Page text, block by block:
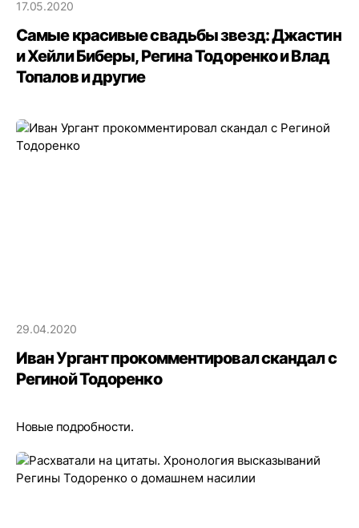
17.05.2020
Самые красивые свадьбы звезд: Джастин
и Хейли Биберы, Регина Тодоренко и Влад
Топалов и другие
29.04.2020
Иван Ургант прокомментировал скандал с
Региной Тодоренко
Новые подробности.